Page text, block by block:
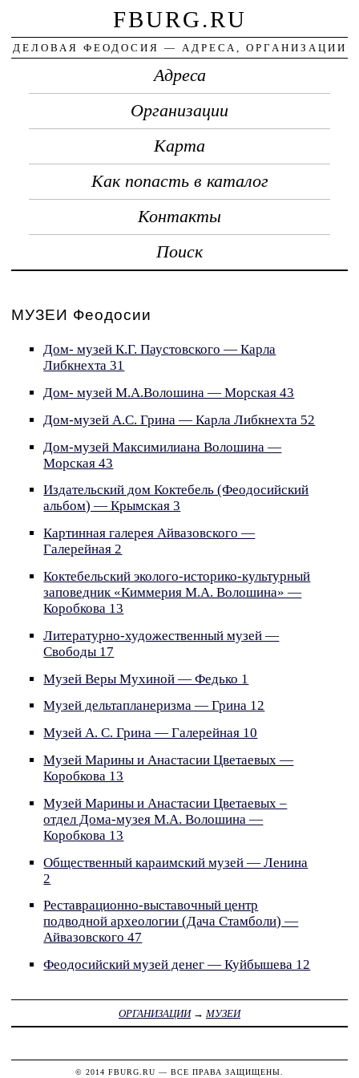
FBURG.RU
ДЕЛОВАЯ ФЕОДОСИЯ — АДРЕСА, ОРГАНИЗАЦИИ
Адреса
Организации
Карта
Как попасть в каталог
Контакты
Поиск
МУЗЕИ Феодосии
Дом- музей К.Г. Паустовского — Карла
Либкнехта 31
Дом- музей М.А.Волошина — Морская 43
Дом-музей А.С. Грина — Карла Либкнехта 52
Дом-музей Максимилиана Волошина —
Морская 43
Издательский дом Коктебель (Феодосийский
альбом) — Крымская 3
Картинная галерея Айвазовского —
Галерейная 2
Коктебельский эколого-историко-культурный
заповедник «Киммерия М.А. Волошина» —
Коробкова 13
Литературно-художественный музей —
Свободы 17
Музей Веры Мухиной — Федько 1
Музей дельтапланеризма — Грина 12
Музей А. С. Грина — Галерейная 10
Музей Марины и Анастасии Цветаевых —
Коробкова 13
Музей Марины и Анастасии Цветаевых –
отдел Дома-музея М.А. Волошина —
Коробкова 13
Общественный караимский музей — Ленина
2
Реставрационно-выставочный центр
подводной археологии (Дача Стамболи) —
Айвазовского 47
Феодосийский музей денег — Куйбышева 12
ОРГАНИЗАЦИИ→ МУЗЕИ
© 2014 FBURG.RU — ВСЕ ПРАВА ЗАЩИЩЕНЫ.